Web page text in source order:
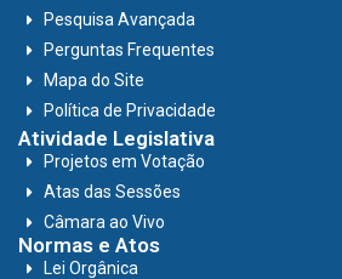
Pesquisa Avançada
Perguntas Frequentes
Mapa do Site
Política de Privacidade
Atividade Legislativa
Projetos em Votação
Atas das Sessões
Câmara ao Vivo
Normas e Atos
Lei Orgânica